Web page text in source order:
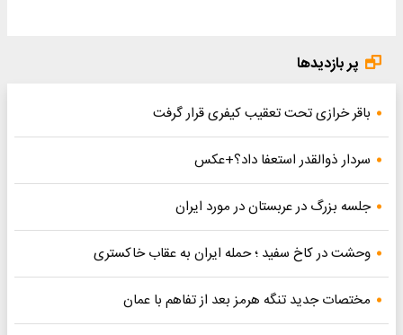
پر بازدیدها
باقر خرازی تحت تعقیب کیفری قرار گرفت
سردار ذوالقدر استعفا داد؟+عکس
جلسه بزرگ در عربستان در مورد ایران
وحشت در کاخ سفید ؛ حمله ایران به عقاب خاکستری
مختصات جدید تنگه هرمز بعد از تفاهم با عمان